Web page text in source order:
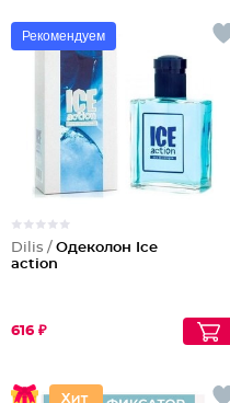
Рекомендуем
Dilis / Одеколон Ice
action
616 ₽